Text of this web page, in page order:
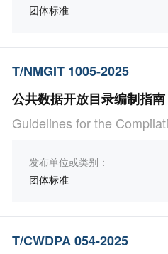
团体标准
T/NMGIT 1005-2025
公共数据开放目录编制指南
Guidelines for the
发布单位或类别：
团体标准
T/CWDPA 054-2025